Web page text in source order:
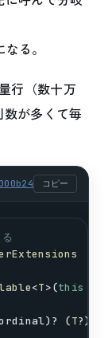
る。
行（数十万
が多くて毎
コピー
<T>(this
)? (T?)